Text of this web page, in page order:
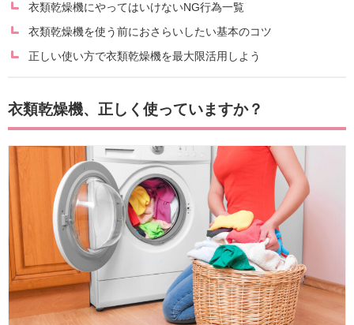
衣類乾燥機にやってはいけないNG行為一覧
衣類乾燥機を使う前におさらいしたい基本のコツ
正しい使い方で衣類乾燥機を最大限活用しよう
衣類乾燥機、正しく使っていますか？